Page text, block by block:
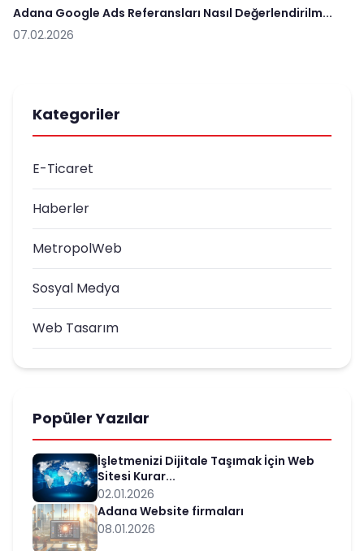
Adana Google Ads Referansları Nasıl Değerlendirilm...
07.02.2026
Kategoriler
E-Ticaret
Haberler
MetropolWeb
Sosyal Medya
Web Tasarım
Popüler Yazılar
İşletmenizi Dijitale Taşımak İçin Web
Sitesi Kurar...
02.01.2026
Adana Website firmaları
08.01.2026